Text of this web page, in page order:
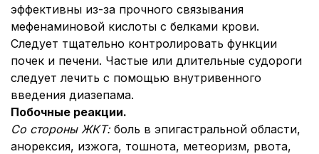
эффективны из-за прочного связывания
мефенаминовой кислоты с белками крови.
Следует тщательно контролировать функции
почек и печени. Частые или длительные судороги
следует лечить с помощью внутривенного
введения диазепама.
Побочные реакции.
Со стороны ЖКТ: боль в эпигастральной области,
анорексия, изжога, тошнота, метеоризм, рвота,